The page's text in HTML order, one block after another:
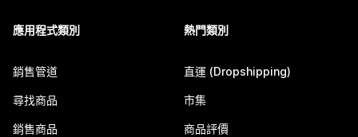
應用程式類別
銷售管道
尋找商品
銷售商品
熱門類別
直運 (Dropshipping)
市集
商品評價